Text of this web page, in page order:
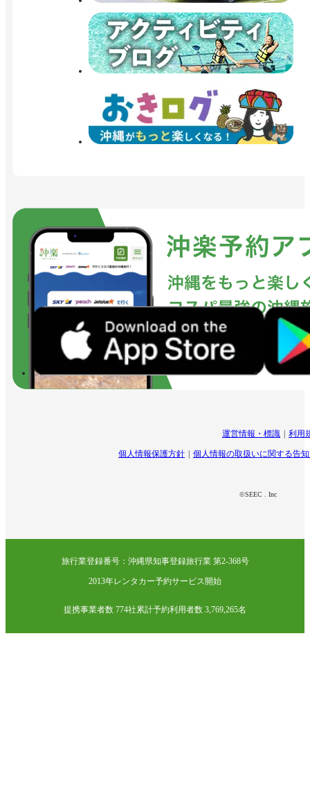
運営情報・標識 利用
個人情報保護方針 個人情報の取扱いに関する告
©SEEC . Inc
旅行業登録番号：沖縄県知事登録旅行業 第2-368号
2013年レンタカー予約サービス開始
提携事業者数 774社累計予約利用者数 3,769,265名